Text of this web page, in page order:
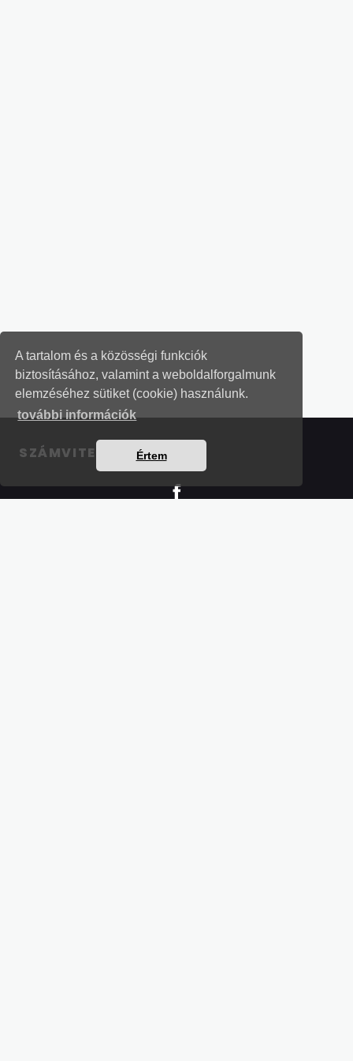
A tartalom és a közösségi funkciók
biztosításához, valamint a weboldalforgalmunk
elemzéséhez sütiket (cookie) használunk.
további információk
Értem
SZÁMVITELI LEVELEK